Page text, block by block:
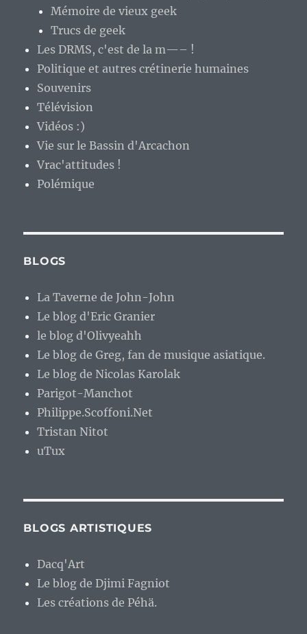
Mémoire de vieux geek
Trucs de geek
Les DRMS, c'est de la m—– !
Politique et autres crétinerie humaines
Souvenirs
Télévision
Vidéos :)
Vie sur le Bassin d'Arcachon
Vrac'attitudes !
Polémique
BLOGS
La Taverne de John-John
Le blog d'Eric Granier
le blog d'Olivyeahh
Le blog de Greg, fan de musique asiatique.
Le blog de Nicolas Karolak
Parigot-Manchot
Philippe.Scoffoni.Net
Tristan Nitot
uTux
BLOGS ARTISTIQUES
Dacq'Art
Le blog de Djimi Fagniot
Les créations de Péhä.